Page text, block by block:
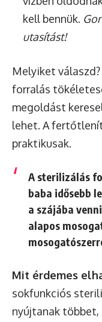
kell bennük.
utasítást!
Melyiket
forralás
megoldást
lehet. A
praktikusak.
A sterilizálás
baba idősebb
a szájába
alapos
Mit érdemes
sokfunkciós
nyújtanak többet,